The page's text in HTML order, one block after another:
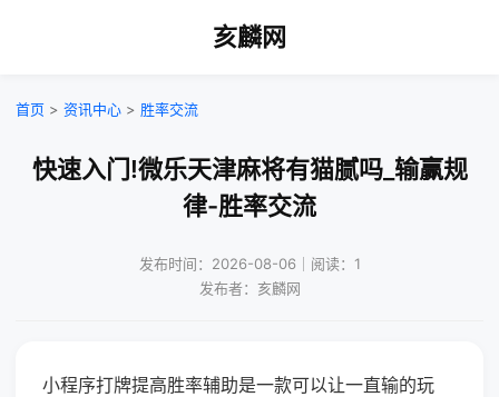
亥麟网
首页 > 资讯中心 > 胜率交流
快速入门!微乐天津麻将有猫腻吗_输赢规
律-胜率交流
发布时间：2026-08-06｜阅读：1
发布者：亥麟网
小程序打牌提高胜率辅助是一款可以让一直输的玩